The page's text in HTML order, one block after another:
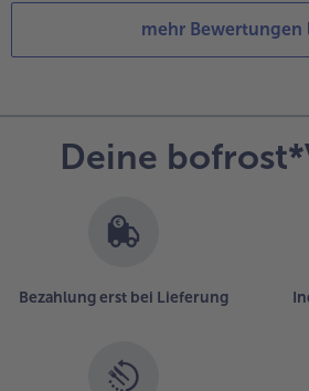
mehr Bewertungen
Deine
Bezahlung erst bei Lieferung